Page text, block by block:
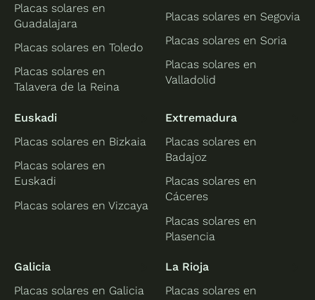
Placas solares en
Guadalajara
Placas solares en Toledo
Placas solares en
Talavera de la Reina
Placas solares en Segovia
Placas solares en Soria
Placas solares en
Valladolid
Euskadi
Placas solares en Bizkaia
Placas solares en
Euskadi
Placas solares en Vizcaya
Extremadura
Placas solares en
Badajoz
Placas solares en
Cáceres
Placas solares en
Plasencia
Galicia
Placas solares en Galicia
La Rioja
Placas solares en